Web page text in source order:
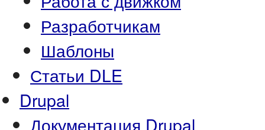
Разработчикам
Шаблоны
Статьи DLE
Drupal
Документация Drupal